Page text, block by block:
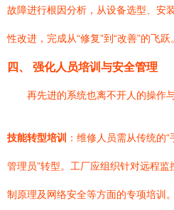
故障进行根因分析，从设备选型、安
性改进，完成从“修复”到“改善”的飞跃。
四、 强化人员培训与安全管理
再先进的系统也离不开人的操作与
技能转型培训 ：维修人员需从传统的“
管理员”转型。工厂应组织针对远程
制原理及网络安全等方面的专项培训。